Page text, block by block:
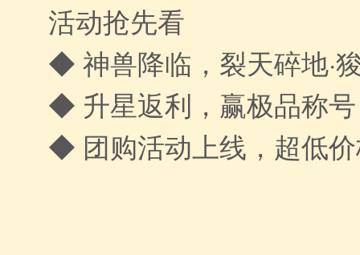
活动抢先看
◆ 神兽降临，裂天碎地·
◆ 升星返利，赢极品称
◆ 团购活动上线，超低